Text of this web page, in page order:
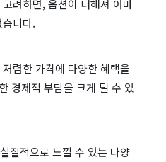
려하면, 옵션이 더해져 어마
니다.
렴한 가격에 다양한 혜택을
경제적 부담을 크게 덜 수 있
질적으로 느낄 수 있는 다양